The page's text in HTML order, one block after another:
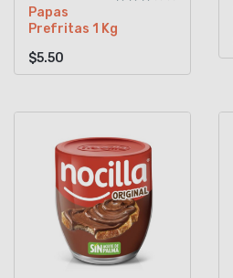
Papas
Prefritas 1 Kg
$5.50